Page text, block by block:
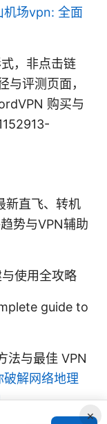
机场vpn: 全面
，非点击链
评测页面，
购买与
新直飞、转机
势与VPN辅助
使用全攻略
guide to
法与最佳 VPN
解网络地理
×